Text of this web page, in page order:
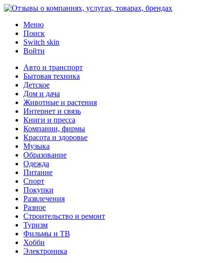
Меню
Поиск
Switch skin
Войти
Авто и транспорт
Бытовая техника
Детское
Дом и дача
Животные и растения
Интернет и связь
Книги и пресса
Компании, фирмы
Красота и здоровье
Музыка
Образование
Одежда
Питание
Спорт
Покупки
Развлечения
Разное
Строительство и ремонт
Туризм
Фильмы и ТВ
Хобби
Электроника